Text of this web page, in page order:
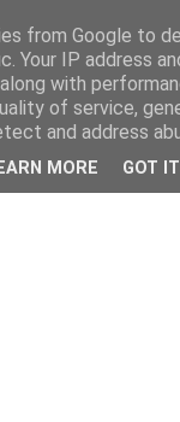
from Google to
Your IP address
with
of service,
and address
MORE GOT IT